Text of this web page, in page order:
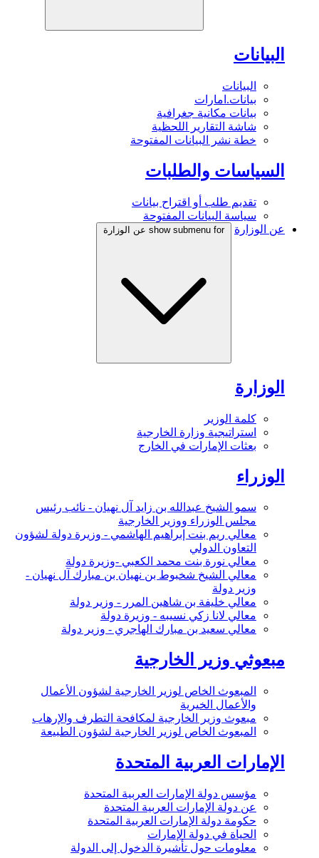
البيانات
البيانات
بيانات.امارات
بيانات مكانية جغرافية
شاشة التقارير اللحظية
خطة نشر البيانات المفتوحة
السياسات والطلبات
تقديم طلب أو اقتراح بيانات
سياسة البيانات المفتوحة
عن الوزارة
show submenu for عن الوزارة
الوزارة
كلمة الوزير
استراتيجية وزارة الخارجية
بعثات الإمارات في الخارج
الوزراء
سمو الشيخ عبدالله بن زايد آل نهيان - نائب رئيس
مجلس الوزراء ووزير الخارجية
معالي ريم بنت إبراهيم الهاشمي - وزيرة دولة لشؤون
التعاون الدولي
معالي نورة بنت محمد الكعبي -وزيرة دولة
معالي الشيخ شخبوط بن نهيان بن مبارك آل نهيان -
وزير دولة
معالي خليفة بن شاهين المرر - وزير دولة
معالي لانا زكي نسيبه - وزيرة دولة
معالي سعيد بن مبارك الهاجري - وزير دولة
مبعوثي وزير الخارجية
المبعوث الخاص لوزير الخارجية لشؤون الأعمال
والأعمال الخيرية
مبعوث وزير الخارجية لمكافحة التطرف والإرهاب
المبعوث الخاص لوزير الخارجية لشؤون الطبيعة
الإمارات العربية المتحدة
مؤسس دولة الإمارات العربية المتحدة
عن دولة الإمارات العربية المتحدة
حكومة دولة الإمارات العربية المتحدة
الحياة في دولة الإمارات
معلومات حول تأشيرة الدخول إلى الدولة